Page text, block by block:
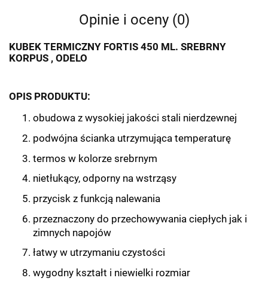
Opinie i oceny (0)
KUBEK TERMICZNY FORTIS 450 ML. SREBRNY
KORPUS , ODELO
OPIS PRODUKTU:
obudowa z wysokiej jakości stali nierdzewnej
podwójna ścianka utrzymująca temperaturę
termos w kolorze srebrnym
nietłukący, odporny na wstrząsy
przycisk z funkcją nalewania
przeznaczony do przechowywania ciepłych jak i
zimnych napojów
łatwy w utrzymaniu czystości
wygodny kształt i niewielki rozmiar